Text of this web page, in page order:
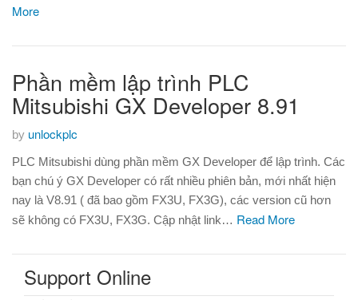
More
Phần mềm lập trình PLC
Mitsubishi GX Developer 8.91
by unlockplc
PLC Mitsubishi dùng phần mềm GX Developer để lập trình. Các
bạn chú ý GX Developer có rất nhiều phiên bản, mới nhất hiện
nay là V8.91 ( đã bao gồm FX3U, FX3G), các version cũ hơn
sẽ không có FX3U, FX3G. Cập nhật link… Read More
Support Online